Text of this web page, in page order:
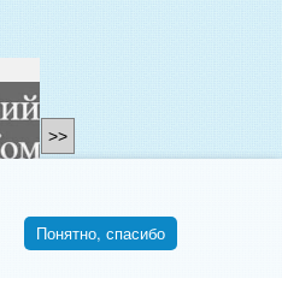
>>
Понятно, спасибо